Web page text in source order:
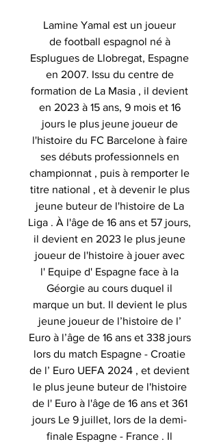
Lamine Yamal est un joueur
de football espagnol né à
Esplugues de Llobregat, Espagne
en 2007. Issu du centre de
formation de La Masia , il devient
en 2023 à 15 ans, 9 mois et 16
jours le plus jeune joueur de
l'histoire du FC Barcelone à faire
ses débuts professionnels en
championnat , puis à remporter le
titre national , et à devenir le plus
jeune buteur de l'histoire de La
Liga . À l'âge de 16 ans et 57 jours,
il devient en 2023 le plus jeune
joueur de l'histoire à jouer avec
l' Equipe d' Espagne face à la
Géorgie au cours duquel il
marque un but. Il devient le plus
jeune joueur de l’histoire de l’
Euro à l’âge de 16 ans et 338 jours
lors du match Espagne - Croatie
de l’ Euro UEFA 2024 , et devient
le plus jeune buteur de l'histoire
de l' Euro à l'âge de 16 ans et 361
jours Le 9 juillet, lors de la demi-
finale Espagne - France . Il